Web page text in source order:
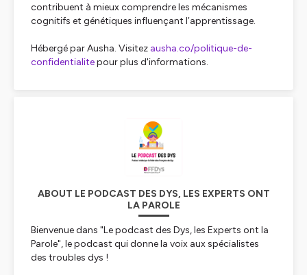
contribuent à mieux comprendre les mécanismes
cognitifs et génétiques influençant l’apprentissage.
Hébergé par Ausha. Visitez ausha.co/politique-de-
confidentialitepour plus d'informations.
ABOUT LE PODCAST DES DYS, LES EXPERTS ONT
LA PAROLE
Bienvenue dans "Le podcast des Dys, les Experts ont la
Parole", le podcast qui donne la voix aux spécialistes
des troubles dys !